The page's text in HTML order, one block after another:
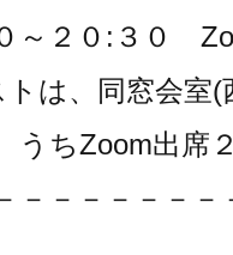
０:３０
トは、同窓会室
うちZoom出席
－－－－－－